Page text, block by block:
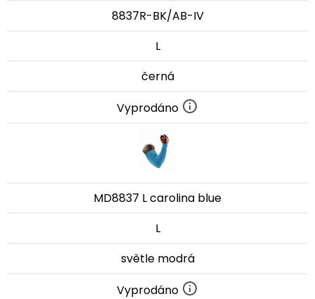
8837R-BK/AB-IV
L
černá
Vyprodáno
MD8837 L carolina blue
L
světle modrá
Vyprodáno